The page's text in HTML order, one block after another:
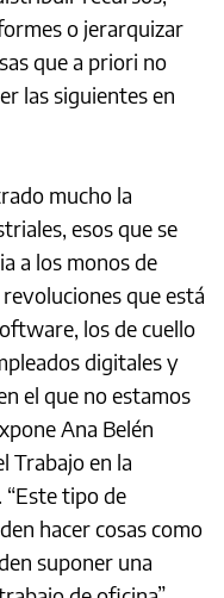
o jerarquizar
que a priori no
las siguientes en
mucho la
esos que se
a los monos de
que está
los de cuello
digitales y
el que no estamos
Ana Belén
Trabajo en la
tipo de
hacer cosas como
suponer una